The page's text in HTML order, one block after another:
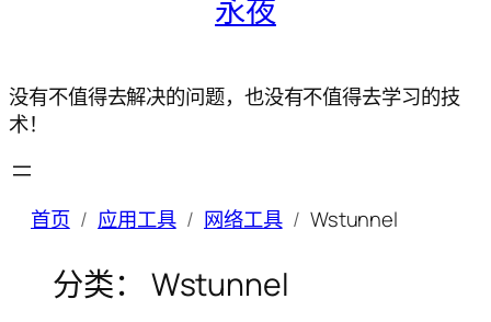
永夜
没有不值得去解决的问题，也没有不值得去学习的技
术！
首页 应用工具 网络工具 Wstunnel
分类： Wstunnel